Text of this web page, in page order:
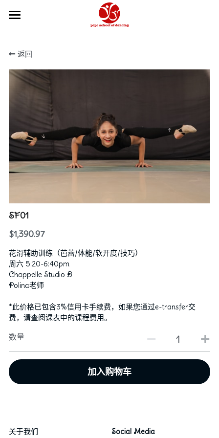
关于我们
2026-27学年
舞校政策
学年年历
如何报名
课程信息
如何报名
我们的团队
芭蕾教师
Hip Hop和KPOP教师
行政老师
“卓越计划”培训教师
教学体系
俄罗斯瓦岗诺娃芭蕾训练
舞蹈摄影工作室
获奖记录
2024群舞获奖记录
2024独舞/双人舞/三人舞获奖记录
2023群舞获奖记录
2023独舞/双人舞/三人舞获奖记录
2022独舞/双人舞/三人舞获奖记录
图库
芭蕾
Hip Hop & KPOP
中国舞
资助和奖学金
联系我们
English
返回
SF01
$1,390.97
花滑辅助训练（芭蕾/体能/软开度/技巧）
周六 5:20-6:40pm
Chappelle Studio B
Polina老师
*此价格已包含3%信用卡手续费，如果您通过e-transfer交
费，请查阅课表中的课程费用。
数量
加入购物车
关于我们
Social Media
商品分类
所有商品分类